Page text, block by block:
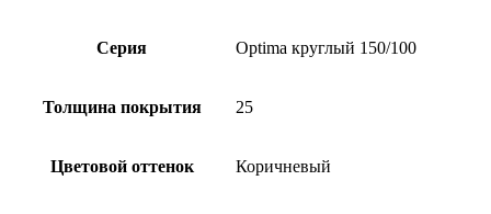
Серия Optima круглый 150/100
Толщина покрытия 25
Цветовой оттенок Коричневый